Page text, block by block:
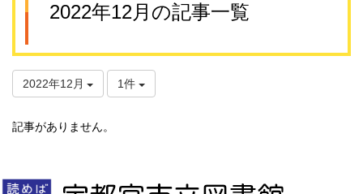
2022年12月の記事一覧
2022年12月 1件
記事がありません。